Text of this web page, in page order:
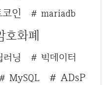
인
mariadb
호화폐
러닝
빅데이터
MySQL
ADsP